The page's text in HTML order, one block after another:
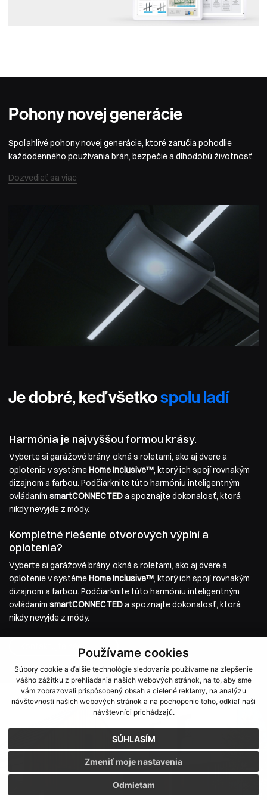
Používame cookies
Súbory cookie a ďalšie technológie sledovania používame na zlepšenie
vášho zážitku z prehliadania našich webových stránok, na to, aby sme
vám zobrazovali prispôsobený obsah a cielené reklamy, na analýzu
návštevnosti našich webových stránok a na pochopenie toho, odkiaľ naši
návštevníci prichádzajú.
SÚHLASÍM
Odmietam
Zmeniť moje nastavenia
Pohonynovejgenerácie
Spoľahlivé pohony novej generácie, ktoré zaručia pohodlie
každodenného používania brán, bezpečie a dlhodobú životnosť.
Dozvedieť sa viac
Je dobré, keď všetkospolu ladí
Harmónia je najvyššou formou krásy.
Vyberte si garážové brány, okná s roletami, ako aj dvere a
oplotenie v systémeHome Inclusive™, ktorý ich spojí rovnakým
dizajnom a farbou. Podčiarknite túto harmóniu inteligentným
ovládaním smartCONNECTEDa spoznajte dokonalosť, ktorá
nikdy nevyjde z módy.
Kompletné riešenie otvorových výplní a
oplotenia?
Vyberte si garážové brány, okná s roletami, ako aj dvere a
oplotenie v systémeHome Inclusive™, ktorý ich spojí rovnakým
dizajnom a farbou. Podčiarknite túto harmóniu inteligentným
ovládaním smartCONNECTEDa spoznajte dokonalosť, ktorá
nikdy nevyjde z módy.
Kontaktujte nás